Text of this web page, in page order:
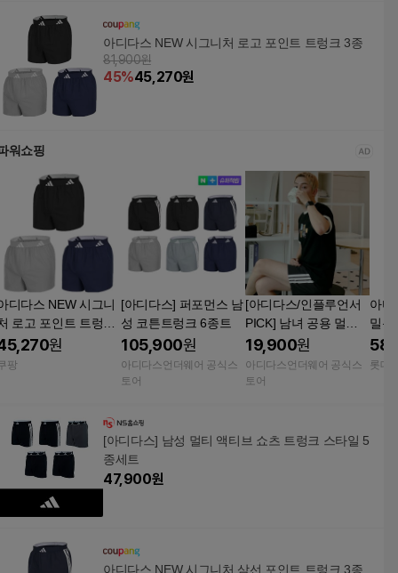
아디다스 NEW 시그니처 로고 포인트 트렁크 3종
81,900원
45%45,270원
워쇼핑
디다스 NEW 시그니
로고 포인트 트렁크
종 95(M) GREY NAV
남자 남성 사
원
팡
[아디다스] 퍼포먼스 남
성 코튼트렁크 6종트
105,900원
아디다스언더웨어 공식스
토어
[아디다스/인플루언서
PICK] 남녀 공용 멀티
액티브 올인원 트렁크
쇼츠
19,900원
아디다스언더웨어 공식스
토어
아디
밀특
남성
크 6
롯데
[아디다스] 남성 멀티 액티브 쇼츠 트렁크 스타일 5
종세트
47,900원
아디다스 NEW 시그니처 삼선 포인트 트렁크 3종